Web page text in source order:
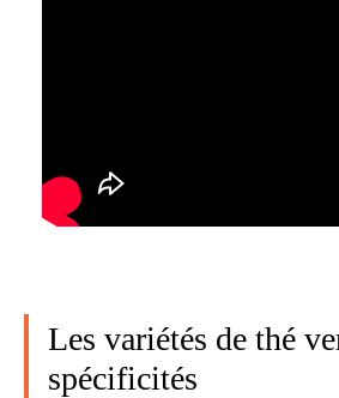
Les variétés de thé
spécificités